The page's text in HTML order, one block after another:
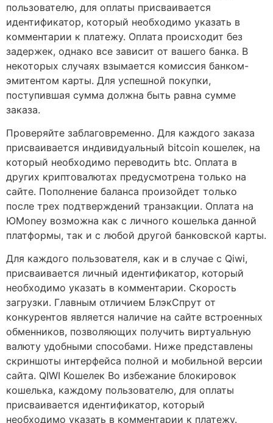
пользователю, для оплаты присваивается
идентификатор, который необходимо указать в
комментарии к платежу. Оплата происходит без
задержек, однако все зависит от вашего банка. В
некоторых случаях взымается комиссия банком-
эмитентом карты. Для успешной покупки,
поступившая сумма должна быть равна сумме
заказа.
Проверяйте заблаговременно. Для каждого заказа
присваивается индивидуальный bitcoin кошелек, на
который необходимо переводить btc. Оплата в
других криптовалютах предусмотрена только на
сайте. Пополнение баланса произойдет только
после трех подтверждений транзакции. Оплата на
ЮMoney возможна как с личного кошелька данной
платформы, так и с любой другой банковской карты.
Для каждого пользователя, как и в случае с Qiwi,
присваивается личный идентификатор, который
необходимо указать в комментарии. Скорость
загрузки. Главным отличием БлэкСпрут от
конкурентов является наличие на сайте встроенных
обменников, позволяющих получить виртуальную
валюту удобными способами. Ниже представлены
скриншоты интерфейса полной и мобильной версии
сайта. QIWI Кошелек Во избежание блокировок
кошелька, каждому пользователю, для оплаты
присваивается идентификатор, который
необходимо указать в комментарии к платежу.